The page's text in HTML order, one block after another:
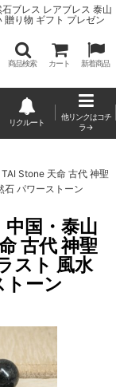
ブレス レアブレス 泰山
贈り物 ギフト プレゼン
商品検索 カート 新着商品
リクルート
他リンクはコチ
ラ→
Stone 天命 古代 神聖
石 パワーストーン
国・泰山
古代 神聖
スト 風水
トーン